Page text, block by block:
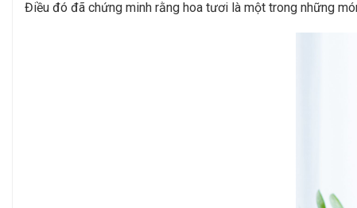
Điều đó đã chứng minh rằng hoa tươi là một trong những